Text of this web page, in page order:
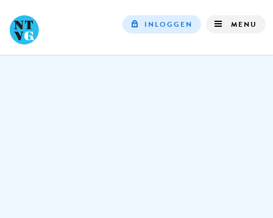
INLOGGEN MENU